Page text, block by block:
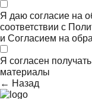
Я даю согласие на
соответствии с
и Согласием на
Я согласен получать
материалы
← Назад